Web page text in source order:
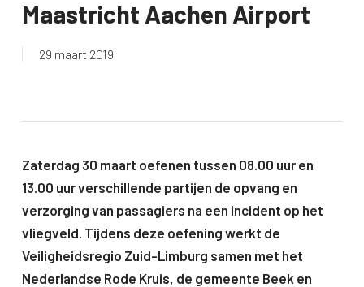
Maastricht Aachen Airport
29 maart 2019
Zaterdag 30 maart oefenen tussen 08.00 uur en
13.00 uur verschillende partijen de opvang en
verzorging van passagiers na een incident op het
vliegveld. Tijdens deze oefening werkt de
Veiligheidsregio Zuid-Limburg samen met het
Nederlandse Rode Kruis, de gemeente Beek en